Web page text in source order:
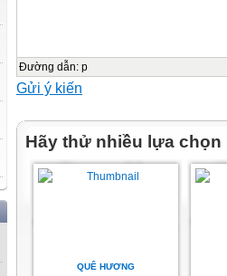
Đường dẫn: p
Gửi ý kiến
Hãy thử nhiều lựa chọn
QUÊ HƯƠNG